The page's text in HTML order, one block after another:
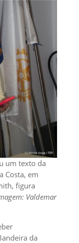
um texto da
Costa, em
figura
Valdemar
da